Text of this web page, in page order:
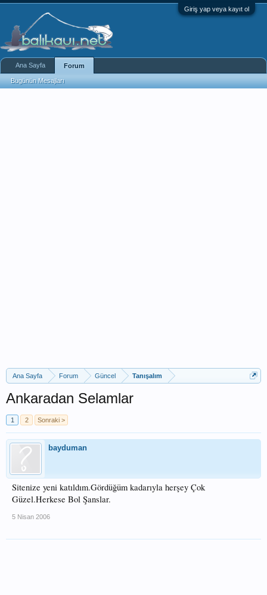
Giriş yap veya kayıt ol
Ana Sayfa Forum Güncel Tanışalım
Ankaradan Selamlar
1 2 Sonraki >
bayduman
Sitenize yeni katıldım.Gördüğüm kadarıyla herşey Çok
Güzel.Herkese Bol Şanslar.
5 Nisan 2006
Ana Sayfa Forum
Bugünün Mesajları